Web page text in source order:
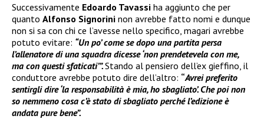
Successivamente Edoardo Tavassi ha aggiunto che per
quanto Alfonso Signorini non avrebbe fatto nomi e dunque
non si sa con chi ce l’avesse nello specifico, magari avrebbe
potuto evitare: “Un po’ come se dopo una partita persa
l’allenatore di una squadra dicesse ‘non prendetevela con me,
ma con questi sfaticati’”.Stando al pensiero dell’ex gieffino, il
conduttore avrebbe potuto dire dell’altro: “Avrei preferito
sentirgli dire ‘la responsabilità è mia, ho sbagliato’. Che poi non
so nemmeno cosa c’è stato di sbagliato perché l’edizione è
andata pure bene”.